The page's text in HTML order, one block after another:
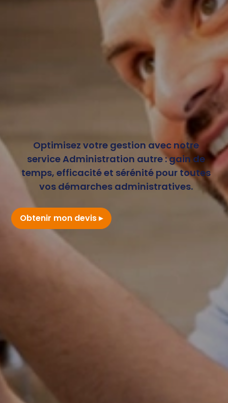
Optimisez votre gestion avec notre
service Administration autre : gain de
temps, efficacité et sérénité pour toutes
vos démarches administratives.
Obtenir mon devis